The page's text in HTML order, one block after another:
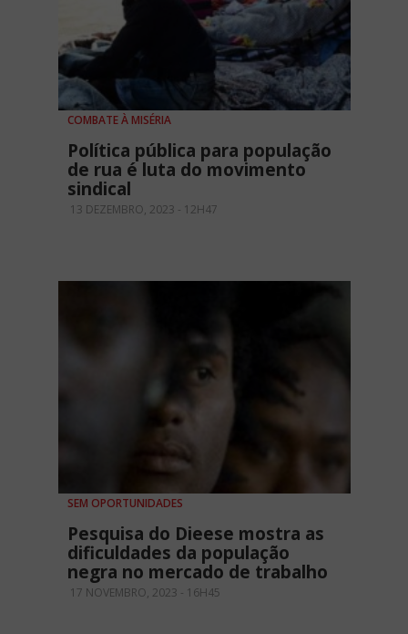
COMBATE À MISÉRIA
Política pública para população
de rua é luta do movimento
sindical
13 DEZEMBRO, 2023 - 12H47
SEM OPORTUNIDADES
Pesquisa do Dieese mostra as
dificuldades da população
negra no mercado de trabalho
17 NOVEMBRO, 2023 - 16H45